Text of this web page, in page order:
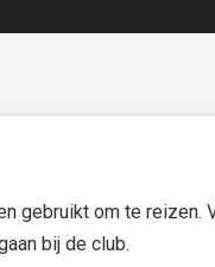
gebruikt om te reizen.
bij de club.